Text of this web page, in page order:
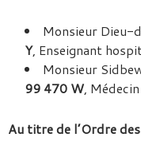
Monsieur Dieu-
Y, Enseignant
Monsieur
99 470 W,
Au titre de l’Ordre